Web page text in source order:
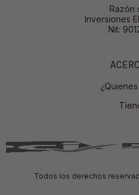
Razón
Inversiones
Nit:
Todos los derechos